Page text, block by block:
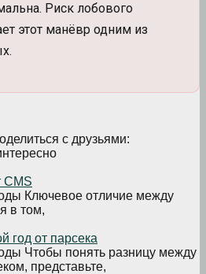
Риск лобового
этот манёвр одним из
с друзьями:
CMS
Ключевое отличие между
в том,
год от парсека
Чтобы понять разницу между
представьте,